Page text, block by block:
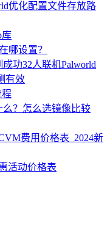
优化配置文件存放路
库
哪设置？
功32人联机Palworld
有效
？怎么选镜像比较
费用价格表_2024新
活动价格表